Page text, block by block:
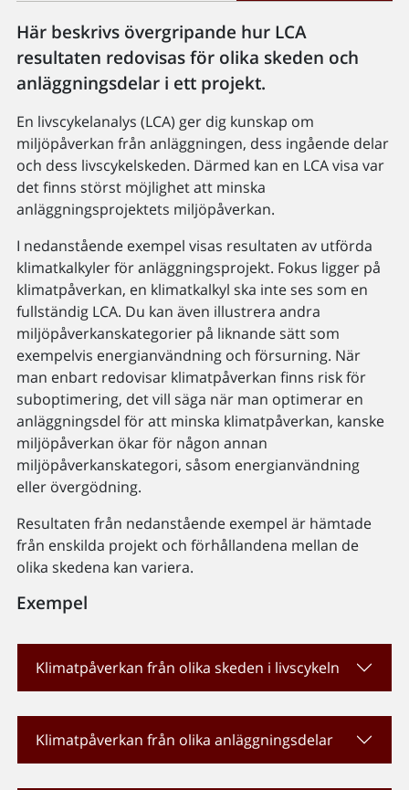
Här beskrivs övergripande hur LCA
resultaten redovisas för olika skeden och
anläggningsdelar i ett projekt.
En livscykelanalys (LCA) ger dig kunskap om
miljöpåverkan från anläggningen, dess ingående delar
och dess livscykelskeden. Därmed kan en LCA visa var
det finns störst möjlighet att minska
anläggningsprojektets miljöpåverkan.
I nedanstående exempel visas resultaten av utförda
klimatkalkyler för anläggningsprojekt. Fokus ligger på
klimatpåverkan, en klimatkalkyl ska inte ses som en
fullständig LCA. Du kan även illustrera andra
miljöpåverkanskategorier på liknande sätt som
exempelvis energianvändning och försurning. När
man enbart redovisar klimatpåverkan finns risk för
suboptimering, det vill säga när man optimerar en
anläggningsdel för att minska klimatpåverkan, kanske
miljöpåverkan ökar för någon annan
miljöpåverkanskategori, såsom energianvändning
eller övergödning.
Resultaten från nedanstående exempel är hämtade
från enskilda projekt och förhållandena mellan de
olika skedena kan variera.
Exempel
Klimatpåverkan från olika skeden i livscykeln
Klimatpåverkan från olika anläggningsdelar